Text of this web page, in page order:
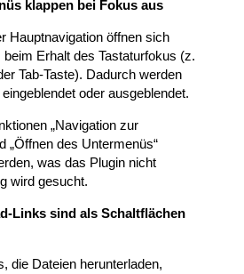
klappen bei Fokus aus
Hauptnavigation öffnen sich
Erhalt des Tastaturfokus (z.
Tab-Taste). Dadurch werden
oder ausgeblendet.
„Navigation zur
„Öffnen des Untermenüs“
was das Plugin nicht
wird gesucht.
Links sind als Schaltflächen
die Dateien herunterladen,